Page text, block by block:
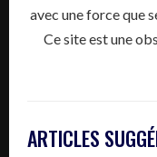
avec une force que
Ce site est une
ARTICLES